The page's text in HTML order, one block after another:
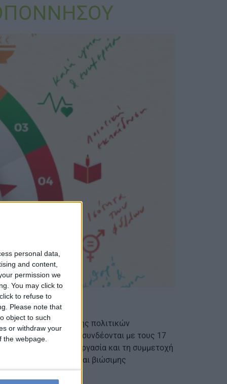
personal data,
and content,
permission we
You may click to
to refuse to
Please note that
object to such
or withdraw your
the webpage.
και αξιολόγησης πολιτικών
δεδομένα που συνδέονται με τους 17
διαφάνεια, τη συνεργασία και τη συμμετοχή
πρότυπο έξυπνης και βιώσιμης